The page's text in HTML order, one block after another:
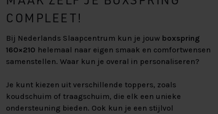
COMPLEET!
Bij Nederlands Slaapcentrum kun je jouw boxspring
160×210 helemaal naar eigen smaak en comfortwensen
samenstellen. Waar kun je overal in personaliseren?
Je kunt kiezen uit verschillende toppers, zoals
koudschuim of traagschuim, die elk een unieke
ondersteuning bieden. Ook kun je een stijlvol